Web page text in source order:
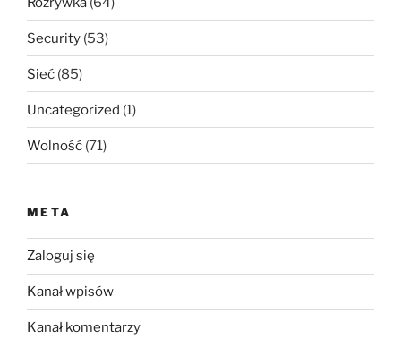
Security (53)
Sieć (85)
Uncategorized (1)
Wolność (71)
META
Zaloguj się
Kanał wpisów
Kanał komentarzy